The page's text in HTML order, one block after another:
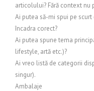
articolului? Fără context
Ai putea să-mi spui pe
încadra corect?
Ai putea spune tema
lifestyle, artă etc.)?
Ai vreo listă de categorii
singur).
Ambalaje